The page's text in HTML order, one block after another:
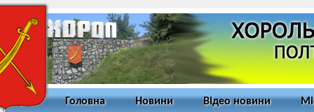
Головна Новини Відео новини